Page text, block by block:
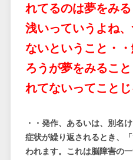
れてるのは夢をみ
浅いっていうよね
ないということ・
ろうが夢をみるこ
れてないってことじ
・・発作、あるいは、別名
症状が繰り返されるとき、
われます。これは脳障害の